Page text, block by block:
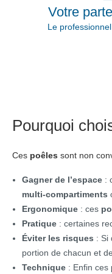
Votre
Le
Pourquoi
Ces poêles sont non
Gagner de l’espace :
multi-compartiments
Ergonomique : ces
Pratique : certaines
Éviter les risques : Si
portion de chacun et
Technique : Enfin ces